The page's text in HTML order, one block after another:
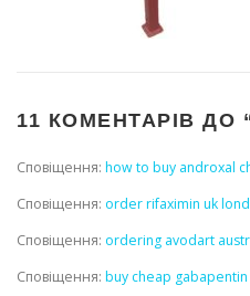
11 КОМЕНТАРІВ ДО
Сповіщення: how to buy androxal
Сповіщення: order rifaximin uk
Сповіщення: ordering avodart
Сповіщення: buy cheap